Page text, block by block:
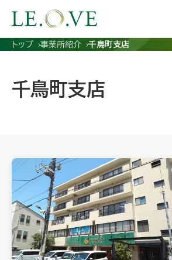
トップ 事業所紹介 千鳥町支店
千鳥町支店